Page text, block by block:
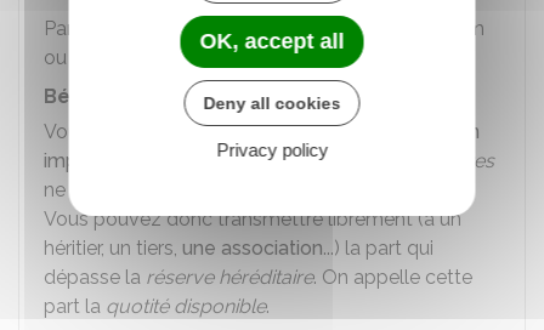
Par contre, vous ne pouvez pas léguer votre nom
ou un titre honorifique.
Bénéficiaires des legs
Vous devez respecterles règles de transmission
imposées par la loi
. Ainsi, leshéritiers réservataires
ne peuvent pas être exclus de votre succession.
Vous pouvez donc transmettre librement (à un
héritier, un tiers, une association...) la part qui
dépasse la réserve héréditaire. On appelle cette
part la quotité disponible.
OK, accept all
Deny all cookies
Privacy policy